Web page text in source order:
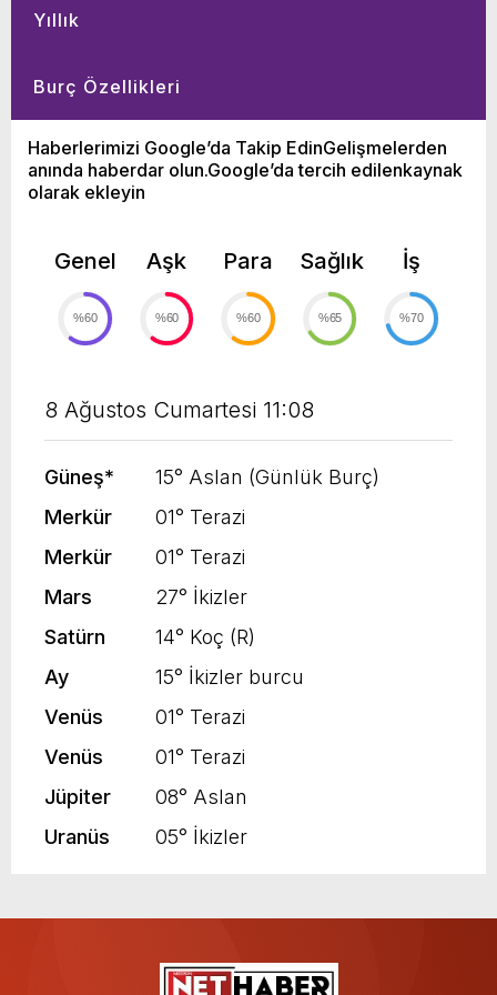
Yıllık
Burç Özellikleri
Haberlerimizi Google’da Takip EdinGelişmelerden
anında haberdar olun.Google’da tercih edilenkaynak
olarak ekleyin
Genel
%60
Aşk
%60
Para
%60
Sağlık
%65
İş
%70
8 Ağustos Cumartesi 11:08
Güneş*
15° Aslan (Günlük Burç)
Merkür
01° Terazi
Merkür
01° Terazi
Mars
27° İkizler
Satürn
14° Koç (R)
Ay
15° İkizler burcu
Venüs
01° Terazi
Venüs
01° Terazi
Jüpiter
08° Aslan
Uranüs
05° İkizler